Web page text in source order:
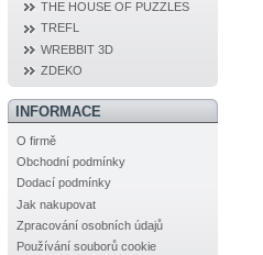
THE HOUSE OF PUZZLES
TREFL
WREBBIT 3D
ZDEKO
INFORMACE
O firmě
Obchodní podmínky
Dodací podmínky
Jak nakupovat
Zpracování osobních údajů
Používání souborů cookie